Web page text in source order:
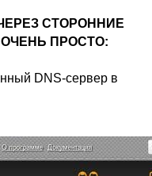
СТОРОННИЕ
ОЧЕНЬ ПРОСТО:
DNS-сервер в